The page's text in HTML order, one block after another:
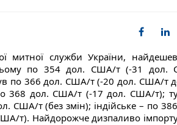
митної служби України,
по 354 дол. США/т (-31 дол.
по 366 дол. США/т (-20 дол. США/т
368 дол. США/т (-17 дол. США/т);
США/т (без змін); індійське – по
т). Найдорожче дизпаливо